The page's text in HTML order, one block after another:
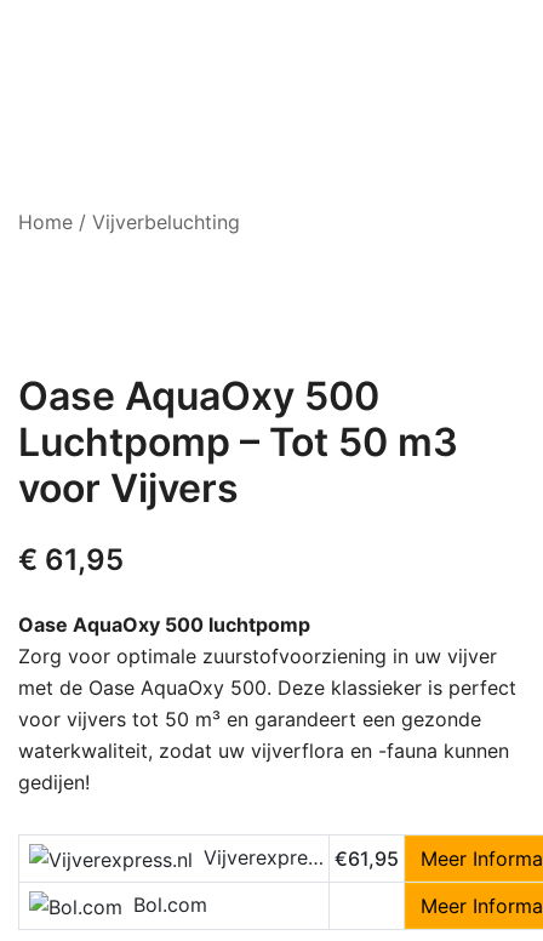
Home / Vijverbeluchting
Oase AquaOxy 500
Luchtpomp – Tot 50 m3
voor Vijvers
€ 61,95
Oase AquaOxy 500 luchtpomp
Zorg voor optimale zuurstofvoorziening in uw vijver
met de Oase AquaOxy 500. Deze klassieker is perfect
voor vijvers tot 50 m³ en garandeert een gezonde
waterkwaliteit, zodat uw vijverflora en -fauna kunnen
gedijen!
Vijverexpress.nl €61,95
Meer
Bol.com
Meer